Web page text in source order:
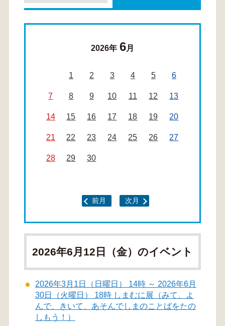
2026年 6月
1 2 3 4 5 6
7 8 9 10 11 12 13
14 15 16 17 18 19 20
21 22 23 24 25 26 27
28 29 30
前月 次月
2026年6月12日（金）のイベント
2026年3月1日（日曜日） 14時 ～ 2026年6月
30日（火曜日） 18時 しまむに展（みて、よ
んで、きいて、あそんでしまのことばをたの
しもう！）